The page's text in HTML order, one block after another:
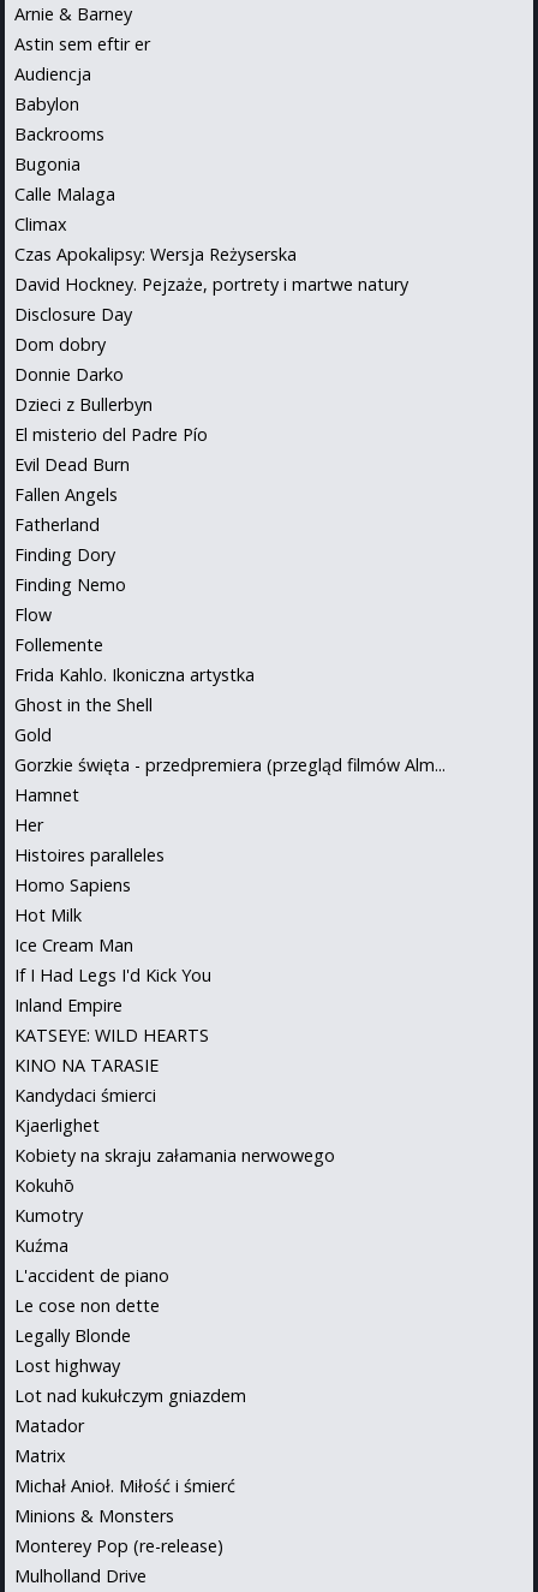
Arnie & Barney
Astin sem eftir er
Audiencja
Babylon
Backrooms
Bugonia
Calle Malaga
Climax
Czas Apokalipsy: Wersja Reżyserska
David Hockney. Pejzaże, portrety i martwe natury
Disclosure Day
Dom dobry
Donnie Darko
Dzieci z Bullerbyn
El misterio del Padre Pío
Evil Dead Burn
Fallen Angels
Fatherland
Finding Dory
Finding Nemo
Flow
Follemente
Frida Kahlo. Ikoniczna artystka
Ghost in the Shell
Gold
Gorzkie święta - przedpremiera (przegląd filmów Alm...
Hamnet
Her
Histoires paralleles
Homo Sapiens
Hot Milk
Ice Cream Man
If I Had Legs I'd Kick You
Inland Empire
KATSEYE: WILD HEARTS
KINO NA TARASIE
Kandydaci śmierci
Kjaerlighet
Kobiety na skraju załamania nerwowego
Kokuhō
Kumotry
Kuźma
L'accident de piano
Le cose non dette
Legally Blonde
Lost highway
Lot nad kukułczym gniazdem
Matador
Matrix
Michał Anioł. Miłość i śmierć
Minions & Monsters
Monterey Pop (re-release)
Mulholland Drive